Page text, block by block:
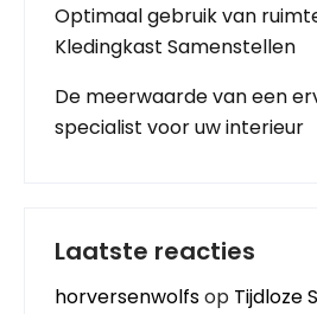
Optimaal gebruik van
Kledingkast Samenstellen
De meerwaarde van een
specialist voor uw interieur
Laatste reacties
horversenwolfsop Tijdloze